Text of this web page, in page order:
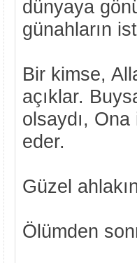
dünyaya
günahların
Bir kimse,
açıklar.
olsaydı,
eder.
Güzel
Ölümden